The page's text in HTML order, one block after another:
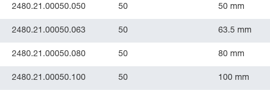
2480.21.00050.050 50 50 mm
2480.21.00050.063 50 63.5 mm
2480.21.00050.080 50 80 mm
2480.21.00050.100 50 100 mm